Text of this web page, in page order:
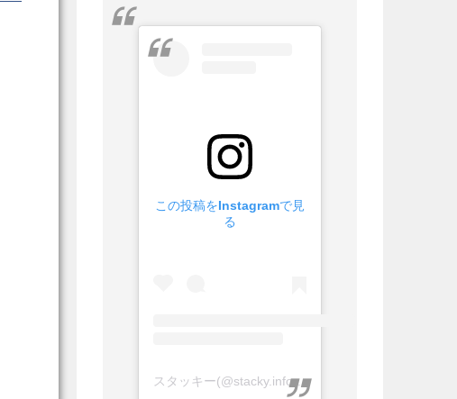
この投稿をInstagramで見
る
スタッキー(@stacky.info)がシェアした投稿